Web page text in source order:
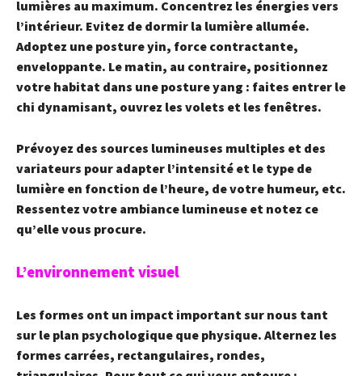
lumières au maximum. Concentrez les énergies vers
l’intérieur. Evitez de dormir la lumière allumée.
Adoptez une posture yin, force contractante,
enveloppante. Le matin, au contraire, positionnez
votre habitat dans une posture yang : faites entrer le
chi dynamisant, ouvrez les volets et les fenêtres.
Prévoyez des sources lumineuses multiples et des
variateurs pour adapter l’intensité et le type de
lumière en fonction de l’heure, de votre humeur, etc.
Ressentez votre ambiance lumineuse et notez ce
qu’elle vous procure.
L’environnement visuel
Les formes ont un impact important sur nous tant
sur le plan psychologique que physique. Alternez les
formes carrées, rectangulaires, rondes,